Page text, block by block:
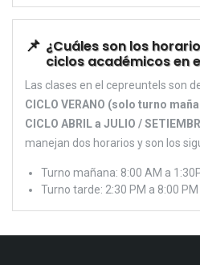
¿Cuáles son los
ciclos académicos en el
Las clases en el cepreuntels son
CICLO VERANO (solo turno
CICLO ABRIL a JULIO /
manejan dos horarios y son los
Turno mañana: 8:00 AM a
Turno tarde: 2:30 PM a 8:00 PM